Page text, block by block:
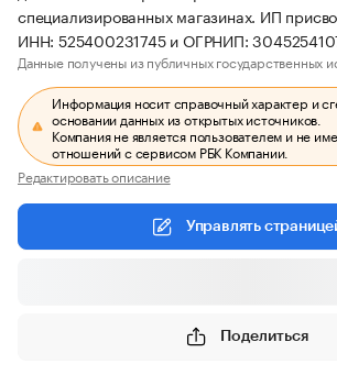
специализированных магазинах. ИП
ИНН: 525400231745 и ОГРНИП:
Данные получены из публичных государственных
Информация носит справочный характер и
основании данных из открытых источников.
Компания не является пользователем и не
отношений с сервисом РБК Компании.
Редактировать описание
Управлять
Поделиться